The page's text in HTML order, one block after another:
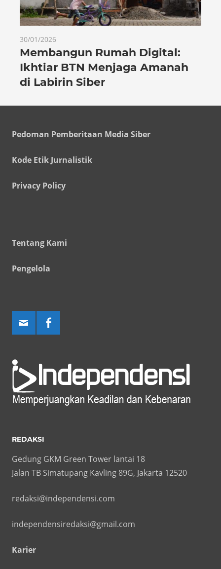
30/01/2026
Membangun Rumah Digital:
Ikhtiar BTN Menjaga Amanah
di Labirin Siber
Pedoman Pemberitaan Media Siber
Kode Etik Jurnalistik
Privacy Policy
Tentang Kami
Pengelola
REDAKSI
Gedung GKM Green Tower lantai 18
Jalan TB Simatupang Kavling 89G, Jakarta 12520
redaksi@independensi.com
independensiredaksi@gmail.com
Karier